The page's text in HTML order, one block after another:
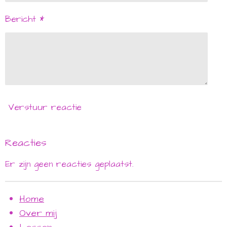
Bericht *
Verstuur reactie
Reacties
Er zijn geen reacties geplaatst.
Home
Over mij